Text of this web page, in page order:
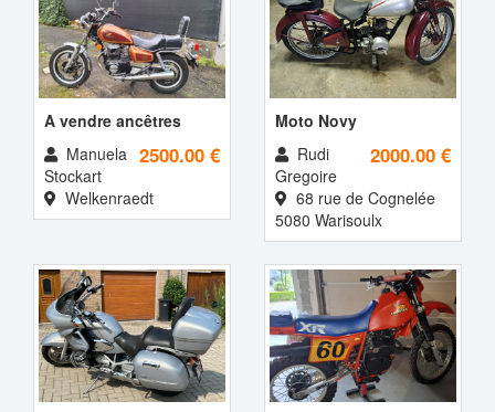
A vendre ancêtres
2500.00 €
Manuela
Stockart
Welkenraedt
Moto Novy
2000.00 €
Rudi
Gregoire
68 rue de Cognelée
5080 Warisoulx